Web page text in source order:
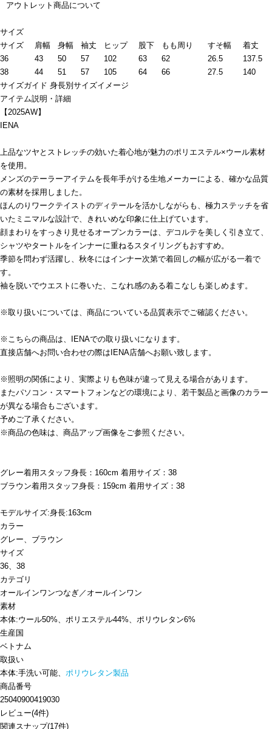
アウトレット商品について
サイズ
サイズ
肩幅 身幅 袖丈 ヒップ 股下 もも周り すそ幅
着丈
36
43 50 57 102 63 62 26.5
137.5
38
44 51 57 105 64 66 27.5
140
サイズガイド 身長別サイズイメージ
アイテム説明・詳細
【2025AW】
IENA
上品なツヤとストレッチの効いた着心地が魅力のポリエステル×ウール素材
を使用。
メンズのテーラーアイテムを長年手がける生地メーカーによる、確かな品質
の素材を採用しました。
ほんのりワークテイストのディテールを活かしながらも、極力ステッチを省
いたミニマルな設計で、きれいめな印象に仕上げています。
顔まわりをすっきり見せるオープンカラーは、デコルテを美しく引き立て、
シャツやタートルをインナーに重ねるスタイリングもおすすめ。
季節を問わず活躍し、秋冬にはインナー次第で着回しの幅が広がる一着で
す。
袖を脱いでウエストに巻いた、こなれ感のある着こなしも楽しめます。
※取り扱いについては、商品についている品質表示でご確認ください。
※こちらの商品は、IENAでの取り扱いになります。
直接店舗へお問い合わせの際はIENA店舗へお願い致します。
※照明の関係により、実際よりも色味が違って見える場合があります。
またパソコン・スマートフォンなどの環境により、若干製品と画像のカラー
が異なる場合もございます。
予めご了承ください。
※商品の色味は、商品アップ画像をご参照ください。
グレー着用スタッフ身長：160cm 着用サイズ：38
ブラウン着用スタッフ身長：159cm 着用サイズ：38
モデルサイズ:身長:163cm
カラー
グレー、ブラウン
サイズ
36、38
カテゴリ
オールインワンつなぎ／オールインワン
素材
本体:ウール50%、ポリエステル44%、ポリウレタン6%
生産国
ベトナム
取扱い
本体:手洗い可能、 ポリウレタン製品
商品番号
25040900419030
レビュー(4件)
関連スナップ(17件)